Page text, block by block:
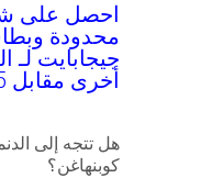
أخرى مقابل 15 دولارًا فقط
هل تتجه إلى
كوبنهاغن؟